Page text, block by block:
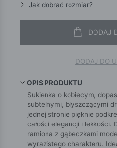
Jak dobrać rozmiar?
DODAJ
DODAJ DO
OPIS PRODUKTU
Sukienka o kobiecym,
subtelnymi, błyszczącymi
jednej stronie pięknie
całości elegancji i lekkości.
ramiona z gąbeczkami
wyrazistego charakteru.